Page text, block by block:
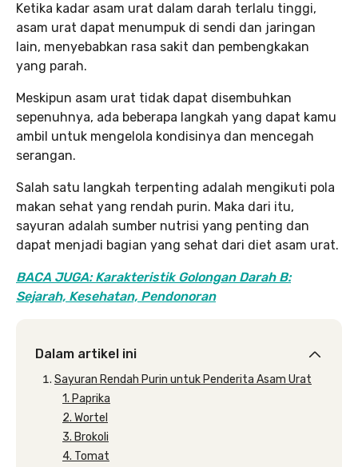
Ketika kadar asam urat dalam darah terlalu tinggi,
asam urat dapat menumpuk di sendi dan jaringan
lain, menyebabkan rasa sakit dan pembengkakan
yang parah.
Meskipun asam urat tidak dapat disembuhkan
sepenuhnya, ada beberapa langkah yang dapat kamu
ambil untuk mengelola kondisinya dan mencegah
serangan.
Salah satu langkah terpenting adalah mengikuti pola
makan sehat yang rendah purin. Maka dari itu,
sayuran adalah sumber nutrisi yang penting dan
dapat menjadi bagian yang sehat dari diet asam urat.
BACA JUGA: Karakteristik Golongan Darah B:
Sejarah, Kesehatan, Pendonoran
Dalam artikel ini
Sayuran Rendah Purin untuk Penderita Asam Urat
1. Paprika
2. Wortel
3. Brokoli
4. Tomat